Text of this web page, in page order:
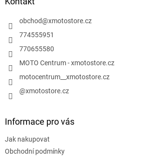
obchod@xmotostore.cz
774555951
770655580
MOTO Centrum - xmotostore.cz
motocentrum__xmotostore.cz
@xmotostore.cz
Informace pro vás
Jak nakupovat
Obchodní podmínky